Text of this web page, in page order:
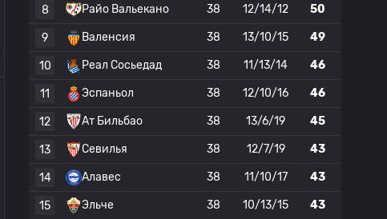
8 Райо Вальекано 38 12/14/12 50
9 Валенсия 38 13/10/15 49
10 Реал Сосьедад 38 11/13/14 46
11 Эспаньол 38 12/10/16 46
12 Ат Бильбао 38 13/6/19 45
13 Севилья 38 12/7/19 43
14 Алавес 38 11/10/17 43
15 Эльче 38 10/13/15 43